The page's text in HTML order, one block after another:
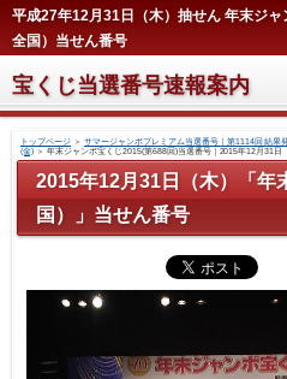
平成27年12月31日（木）抽せん 年末ジャ
全国）当せん番号
宝くじ当選番号速報案内
トップページ＞ サマージャンボプレミアム当選番号｜第1114回 結果
(金)＞ 年末ジャンボ宝くじ2015(第688回)当選番号｜2015年12月31日
2015年12月31日（木）「年
国）」当せん番号